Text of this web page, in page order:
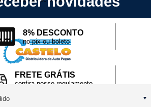
8% DESCONTO
no pix ou boleto
FRETE GRÁTIS
confira nosso regulamento